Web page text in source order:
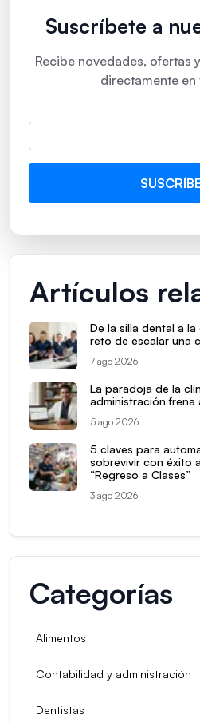
Suscríbete a
Recibe novedades, ofertas
directamente
Artículos
De la silla dental a
reto de escalar una
7 ago 2026
La paradoja de la
administración frena
5 ago 2026
5 claves para
sobrevivir con éxito
“Regreso a Clases”
3 ago 2026
Categorías
Alimentos
Contabilidad y administración
Dentistas